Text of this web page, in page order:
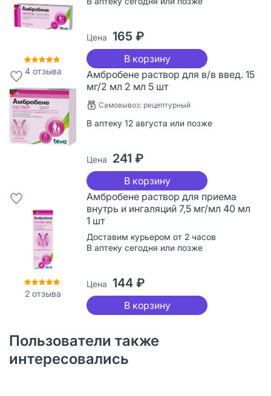
4отзыва
Цена 165 ₽
В корзину
Амбробене раствор для в/в введ. 15
мг/2 мл 2 мл 5 шт
Самовывоз: рецептурный
В аптеку 12 августа или позже
Цена 241 ₽
В корзину
2 отзыва
Амбробене раствор для приема
внутрь и ингаляций 7,5 мг/мл 40 мл
1 шт
Доставим курьером от 2 часов
В аптеку сегодня или позже
Цена 144 ₽
В корзину
Пользователи также
интересовались